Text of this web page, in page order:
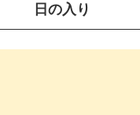
日の入り